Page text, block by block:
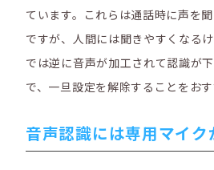
ています。これらは通話時に声を
ですが、人間には聞きやすくなる
では逆に音声が加工されて認識が
で、一旦設定を解除することをおす
音声認識には専用マイク